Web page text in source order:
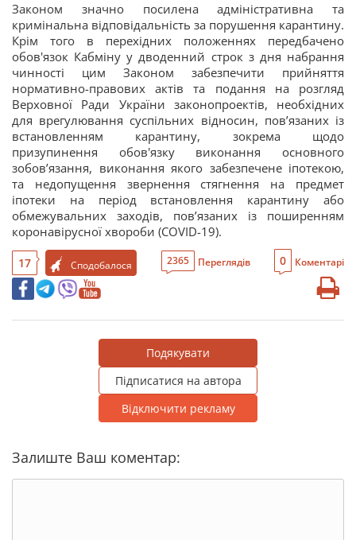
Законом значно посилена адміністративна та
кримінальна відповідальність за порушення карантину.
Крім того в перехідних положеннях передбачено
обов'язок Кабміну у дводенний строк з дня набрання
чинності цим Законом забезпечити прийняття
нормативно-правових актів та подання на розгляд
Верховної Ради України законопроектів, необхідних
для врегулювання суспільних відносин, пов’язаних із
встановленням карантину, зокрема щодо
призупинення обов'язку виконання основного
зобов’язання, виконання якого забезпечене іпотекою,
та недопущення звернення стягнення на предмет
іпотеки на період встановлення карантину або
обмежувальних заходів, пов’язаних із поширенням
коронавірусної хвороби (COVID-19).
17 Сподобалося 2365 Переглядів 0 Коментарі
Подякувати
Підписатися на автора
Відключити рекламу
Залиште Ваш коментар: